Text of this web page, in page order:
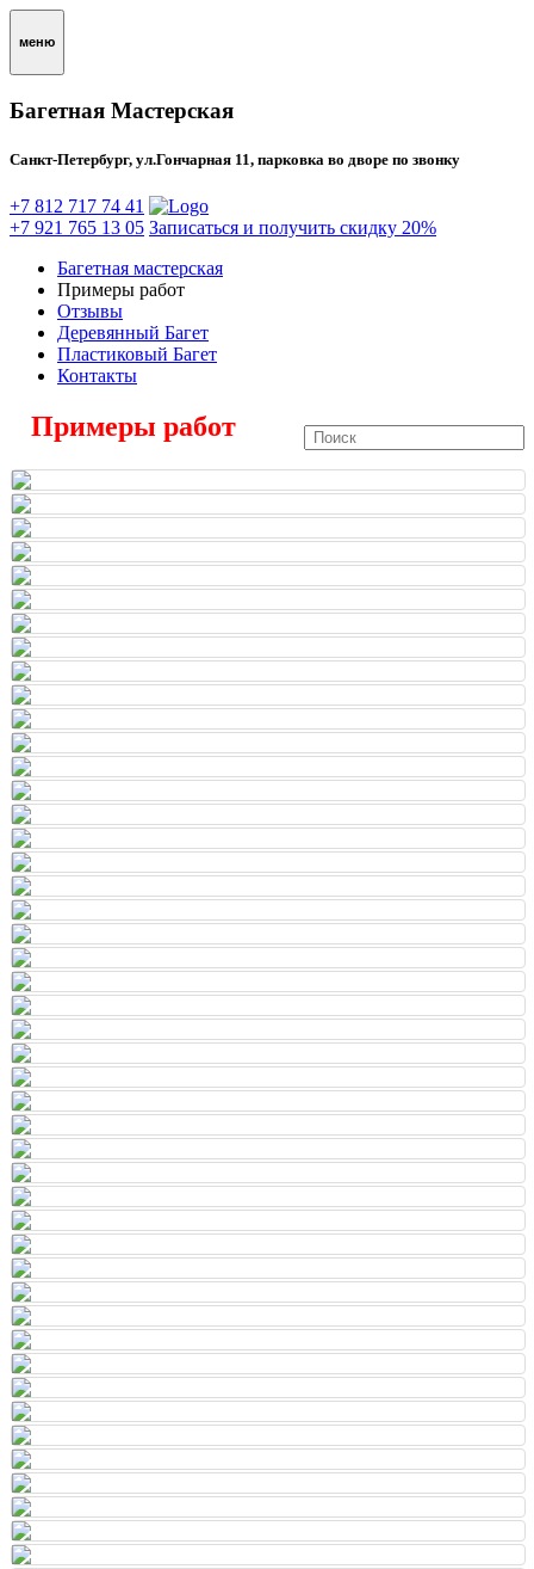
меню
Багетная Мастерская
Санкт-Петербург, ул.Гончарная 11, парковка во дворе по звонку
+7 812 717 74 41
+7 921 765 13 05 Записаться и получить скидку 20%
Багетная мастерская
Примеры работ
Отзывы
Деревянный Багет
Пластиковый Багет
Контакты
Примеры работ